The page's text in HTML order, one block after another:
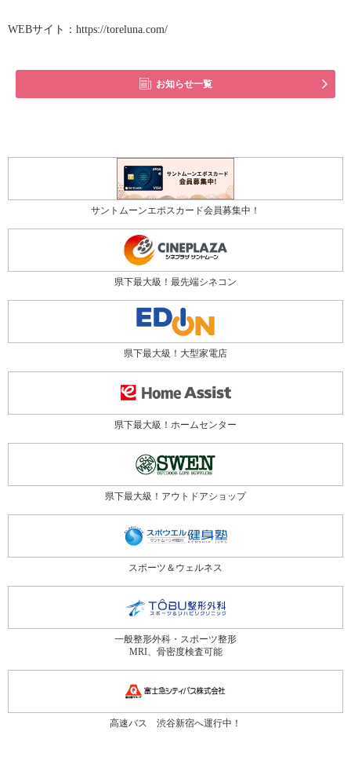
WEBサイト： https://toreluna.com/
お知らせ一覧
サントムーンエポスカード会員募集中！
県下最大級！最先端シネコン
県下最大級！大型家電店
県下最大級！ホームセンター
県下最大級！アウトドアショップ
スポーツ＆ウェルネス
一般整形外科・スポーツ整形
MRI、骨密度検査可能
高速バス 渋谷新宿へ運行中！